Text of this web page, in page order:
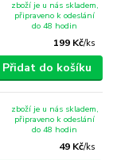
199 Kč/ks
zboží je u nás skladem,
připraveno k odeslání
do 48 hodin
Přidat do košíku
49 Kč/ks
zboží je u nás skladem,
připraveno k odeslání
do 48 hodin